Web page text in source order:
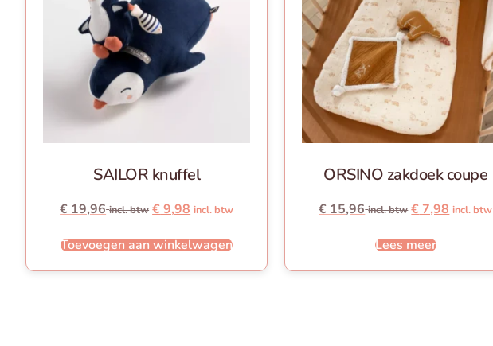
SAILOR knuffel
€ 19,96 incl. btw €9,98 incl. btw
Toevoegen aan winkelwagen
ORSINO zakdoek coupe
€ 15,96 incl. btw € 7,98 incl. btw
Lees meer